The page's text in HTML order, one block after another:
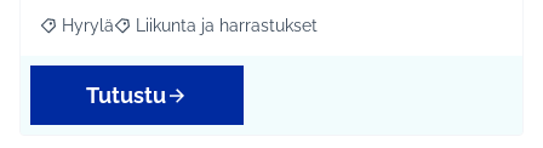
Rajaa tulokset aihepiirin mukaan: Hyrylä
Hyrylä Rajaa tulokset teeman mukaan: Liikunta ja
Liikunta ja harrastukset
Tutustu